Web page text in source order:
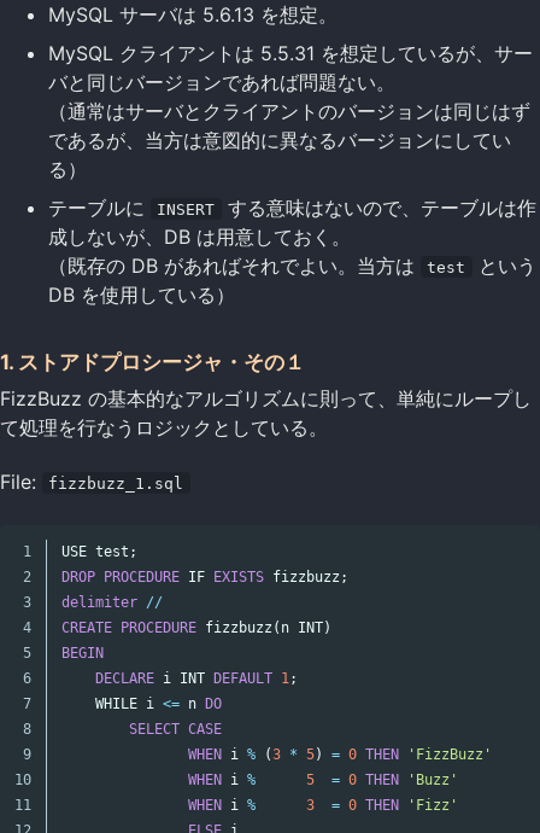
MySQL サーバは 5.6.13 を想定。
MySQL クライアントは 5.5.31 を想定しているが、サー
バと同じバージョンであれば問題ない。
（通常はサーバとクライアントのバージョンは同じはず
であるが、当方は意図的に異なるバージョンにしてい
る）
テーブルに
INSERT
する意味はないので、テーブルは作
成しないが、DB は用意しておく。
（既存の DB があればそれでよい。当方は
test
という
DB を使用している）
1. ストアドプロシージャ・その１
FizzBuzz の基本的なアルゴリズムに則って、単純にループし
て処理を行なうロジックとしている。
File: fizzbuzz_1.sql
1
2
3
4
5
6
7
8
9
10
11
USE test ;
DROP PROCEDURE IF EXISTS fizzbuzz ;
delimiter //
CREATE PROCEDURE fizzbuzz ( n INT)
BEGIN
DECLARE i INT DEFAULT 1;
WHILE i <= n DO
SELECT CASE
WHEN i % (3 * 5) = 0 THEN
'FizzBuzz'
WHEN i % 5 = 0 THEN
'Buzz'
WHEN i % 3 = 0 THEN
'Fizz'